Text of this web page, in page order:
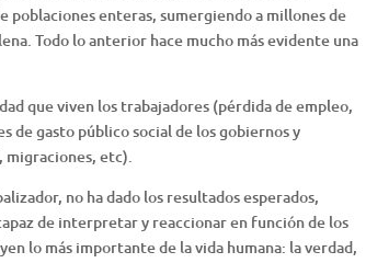
enteras, sumergiendo a millones de
Todo lo anterior hace mucho más evidente una
que viven los trabajadores (pérdida de empleo,
de gasto público social de los gobiernos y
migraciones, etc).
no ha dado los resultados esperados,
de interpretar y reaccionar en función de los
lo más importante de la vida humana: la verdad,